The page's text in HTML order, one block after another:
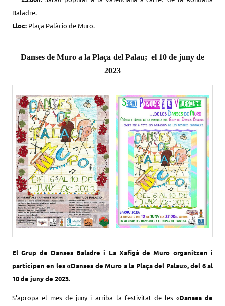
Baladre.
Lloc: Plaça Palàcio de Muro.
Danses de Muro a la Plaça del Palau; el 10 de juny de
2023
El Grup de Danses Baladre i La Xafigà de Muro organitzen i
participen en les «Danses de Muro a la Plaça del Palau», del 6 al
10 de juny de 2023.
S’apropa el mes de juny i arriba la festivitat de les «Danses de